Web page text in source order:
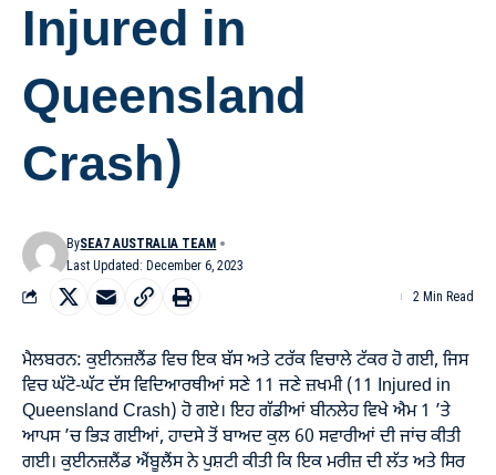
Injured in
Queensland
Crash)
Last Updated: December 6, 2023
BySEA7 AUSTRALIA TEAM
2 Min Read
ਮੈਲਬਰਨ: ਕੁਈਨਜ਼ਲੈਂਡ ਵਿਚ ਇਕ ਬੱਸ ਅਤੇ ਟਰੱਕ ਵਿਚਾਲੇ ਟੱਕਰ ਹੋ ਗਈ, ਜਿਸ
ਵਿਚ ਘੱਟੋ-ਘੱਟ ਦੱਸ ਵਿਦਿਆਰਥੀਆਂ ਸਣੇ 11 ਜਣੇ ਜ਼ਖਮੀ (11 Injured in
Queensland Crash) ਹੋ ਗਏ। ਇਹ ਗੱਡੀਆਂ ਬੀਨਲੇਹ ਵਿਖੇ ਐਮ 1 ’ਤੇ
ਆਪਸ ’ਚ ਭਿੜ ਗਈਆਂ, ਹਾਦਸੇ ਤੋਂ ਬਾਅਦ ਕੁਲ 60 ਸਵਾਰੀਆਂ ਦੀ ਜਾਂਚ ਕੀਤੀ
ਗਈ। ਕੁਈਨਜ਼ਲੈਂਡ ਐਂਬੂਲੈਂਸ ਨੇ ਪੁਸ਼ਟੀ ਕੀਤੀ ਕਿ ਇਕ ਮਰੀਜ਼ ਦੀ ਲੱਤ ਅਤੇ ਸਿਰ